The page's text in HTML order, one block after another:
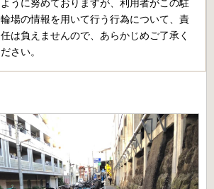
ように努めておりますが、利用者がこの駐
輪場の情報を用いて行う行為について、責
任は負えませんので、あらかじめご了承く
ださい。